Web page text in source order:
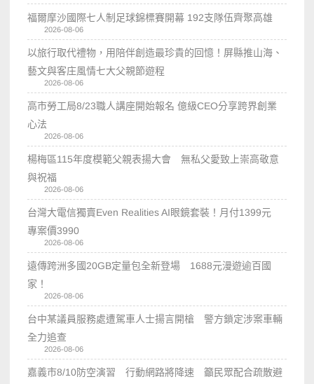
福爾摩沙國際七人制足球錦標賽開幕 192支隊伍齊聚高雄
2026-08-06
以旅行取代禮物，用陪伴創造最珍貴的回憶！屏縣推山海、
藝文與客庄風情七大父親節遊程
2026-08-06
高市勞工局8/23職人講座開始報名 億級CEO分享跨界創業
心法
2026-08-06
楊梅區115年度模範父親表揚大會 無私父愛致上崇高敬意
與祝福
2026-08-06
台灣大電信獨賣Even Realities AI眼鏡套裝！月付1399元
專案價3990
2026-08-06
遠傳跨洲多國20GB定量包全新登場 1688元漫遊逾百國
家！
2026-08-06
台中某議員服務處遭駕車人士揚言開槍 警方鎖定涉案車輛
全力追查
2026-08-06
嘉義市8/10防空演習 行動網路將降速 籲民眾配合疏散避